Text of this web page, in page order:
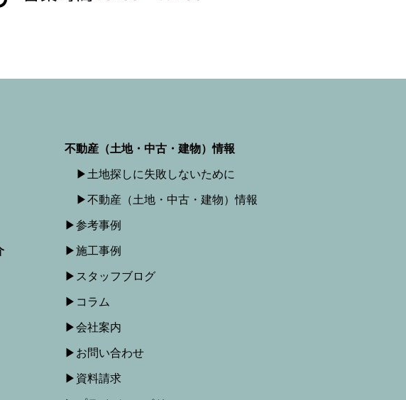
不動産（土地・中古・建物）情報
▶︎土地探しに失敗しないために
▶︎不動産（土地・中古・建物）情報
▶︎参考事例
▶︎施工事例
▶︎スタッフブログ
▶︎コラム
▶︎会社案内
▶︎お問い合わせ
▶︎資料請求